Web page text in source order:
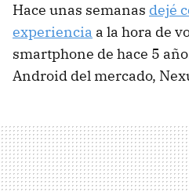
Hace unas semanas dejé
experiencia a la hora de
smartphone de hace 5
Android del mercado,